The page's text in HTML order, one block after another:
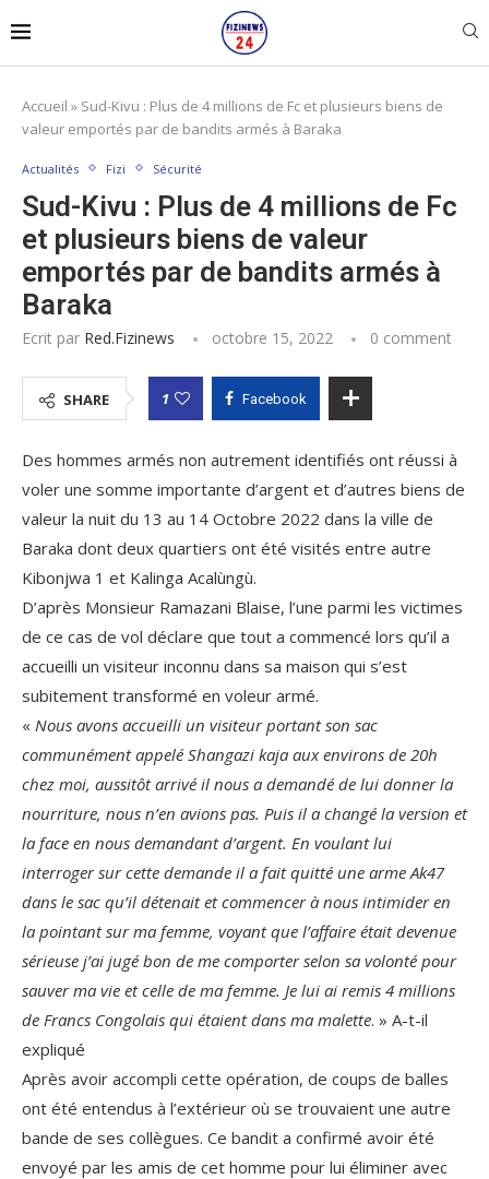
Accueil » Sud-Kivu : Plus de 4 millions de Fc et plusieurs biens de
valeur emportés par de bandits armés à Baraka
Actualités Fizi Sécurité
Sud-Kivu : Plus de 4 millions de Fc
et plusieurs biens de valeur
emportés par de bandits armés à
Baraka
Ecrit par Red.fizinews octobre 15, 2022 0 comment
SHARE 1 Facebook
Des hommes armés non autrement identifiés ont réussi à
voler une somme importante d’argent et d’autres biens de
valeur la nuit du 13 au 14 Octobre 2022 dans la ville de
Baraka dont deux quartiers ont été visités entre autre
Kibonjwa 1 et Kalinga Acalùngù.
D’après Monsieur Ramazani Blaise, l’une parmi les victimes
de ce cas de vol déclare que tout a commencé lors qu’il a
accueilli un visiteur inconnu dans sa maison qui s’est
subitement transformé en voleur armé.
« Nous avons accueilli un visiteur portant son sac
communément appelé Shangazi kaja aux environs de 20h
chez moi, aussitôt arrivé il nous a demandé de lui donner la
nourriture, nous n’en avions pas. Puis il a changé la version et
la face en nous demandant d’argent. En voulant lui
interroger sur cette demande il a fait quitté une arme Ak47
dans le sac qu’il détenait et commencer à nous intimider en
la pointant sur ma femme, voyant que l’affaire était devenue
sérieuse j’ai jugé bon de me comporter selon sa volonté pour
sauver ma vie et celle de ma femme. Je lui ai remis 4 millions
de Francs Congolais qui étaient dans ma malette. » A-t-il
expliqué
Après avoir accompli cette opération, de coups de balles
ont été entendus à l’extérieur où se trouvaient une autre
bande de ses collègues. Ce bandit a confirmé avoir été
envoyé par les amis de cet homme pour lui éliminer avec